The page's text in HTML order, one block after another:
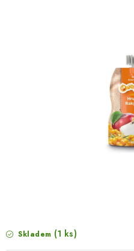
Podmínky ochrany osobních údajů
Skladem (1 ks)